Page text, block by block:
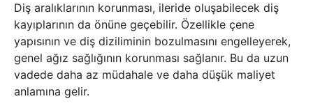
Diş aralıklarının korunması, ileride oluşabilecek diş
kayıplarının da önüne geçebilir. Özellikle çene
yapısının ve diş diziliminin bozulmasını engelleyerek,
genel ağız sağlığının korunması sağlanır. Bu da uzun
vadede daha az müdahale ve daha düşük maliyet
anlamına gelir.